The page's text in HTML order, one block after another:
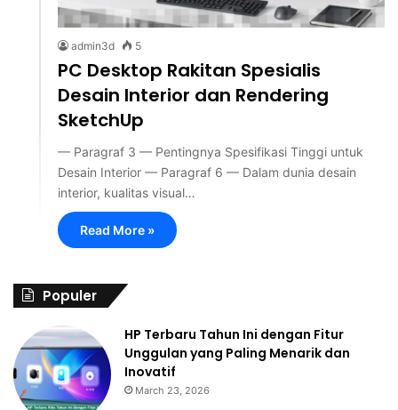
admin3d 5
PC Desktop Rakitan Spesialis
Desain Interior dan Rendering
SketchUp
— Paragraf 3 — Pentingnya Spesifikasi Tinggi untuk
Desain Interior — Paragraf 6 — Dalam dunia desain
interior, kualitas visual…
Read More »
Populer
HP Terbaru Tahun Ini dengan Fitur
Unggulan yang Paling Menarik dan
Inovatif
March 23, 2026